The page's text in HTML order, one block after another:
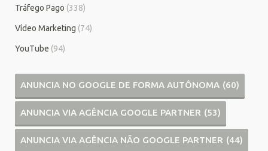
Tráfego Pago (338)
Vídeo Marketing (74)
YouTube (94)
ANUNCIA NO GOOGLE DE FORMA AUTÔNOMA (60)
ANUNCIA VIA AGÊNCIA GOOGLE PARTNER (53)
ANUNCIA VIA AGÊNCIA NÃO GOOGLE PARTNER (44)